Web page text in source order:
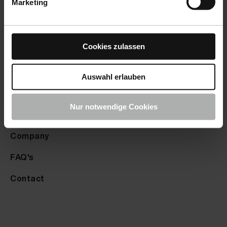
Marketing
Cookies zulassen
Auswahl erlauben
Nur notwendige Cookies
Fluid Leather Aston Martin ivory 20 ml
Fluid Leather Aston Martin red fox 20 ml
Fluid Leather Aston Martin quail grey 20 ml
Fluid Leather Aston Martin parchment 20 ml
Fluid Leather Aston Martin mushroom 20 ml
Fluid Leather Aston Martin bison brown 20 ml
Returns
Complaints
Info
Company
FAQ's
Contact